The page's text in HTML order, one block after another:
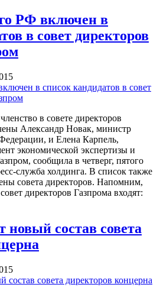
РФ включен в
в совет директоров
в совете директоров
Александр Новак, министр
и Елена Карпель,
экономической экспертизы и
сообщила в четверг, пятого
служба холдинга. В список также
совета директоров. Напомним,
директоров Газпрома входят:
новый состав совета